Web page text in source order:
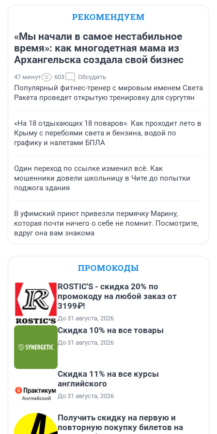
РЕКОМЕНДУЕМ
«Мы начали в самое нестабильное
время»: как многодетная мама из
Архангельска создала свой бизнес
47 минут 603 Обсудить
Популярный фитнес-тренер с мировым именем Света
Ракета проведет открытую тренировку для сургутян
«На 18 отдыхающих 18 поваров». Как проходит лето в
Крыму с перебоями света и бензина, водой по
графику и налетами БПЛА
Один переход по ссылке изменил всё. Как
мошенники довели школьницу в Чите до попытки
поджога здания
В уфимский приют привезли пермячку Марину,
которая почти ничего о себе не помнит. Посмотрите,
вдруг она вам знакома
ПРОМОКОДЫ
ROSTIC'S - скидка 20% по
промокоду на любой заказ от
3199₽!
До 31 августа, 2026
Скидка 10% на все товары
До 31 августа, 2026
Скидка 11% на все курсы
английского
До 31 августа, 2026
Получить скидку на первую и
повторную покупку билетов на